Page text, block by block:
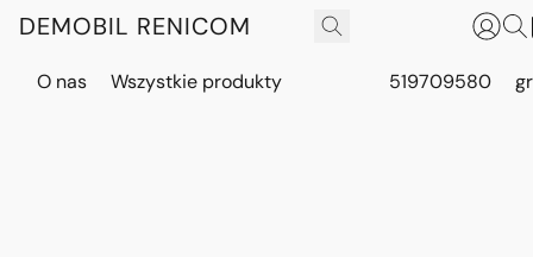
DEMOBIL RENICOM
O nas Wszystkie produkty 519709580